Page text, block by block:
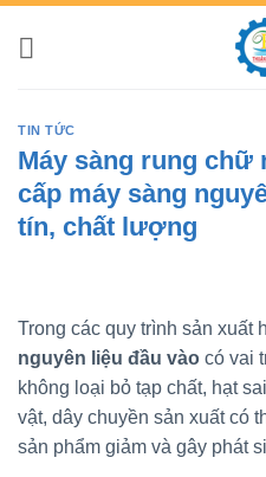
qua
TIN TỨC
Máy sàng rung chữ
cấp máy sàng
tín, chất lượng
Trong các quy trình sản xuất
nguyên liệu đầu vào có vai
không loại bỏ tạp chất, hạt
vật, dây chuyền sản xuất có
sản phẩm giảm và gây phát